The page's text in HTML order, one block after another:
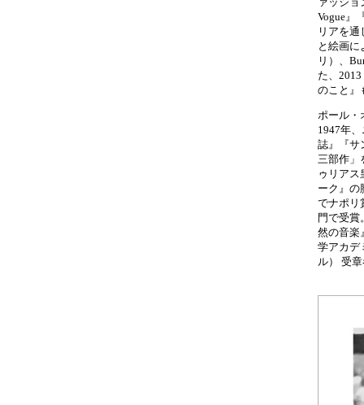
Vogue』
リアを
と絵画
リ）、
た、
のこと』
ポール・
1947年
誌』『サ
三部作」
ゥリア
ーク』の
でナポリ
門で受賞
然の音楽
学アカデ
ル） 受